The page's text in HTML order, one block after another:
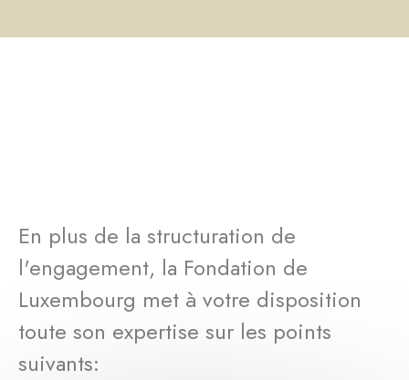
En plus de la structuration de
l'engagement, la Fondation de
Luxembourg met à votre disposition
toute son expertise sur les points
suivants: